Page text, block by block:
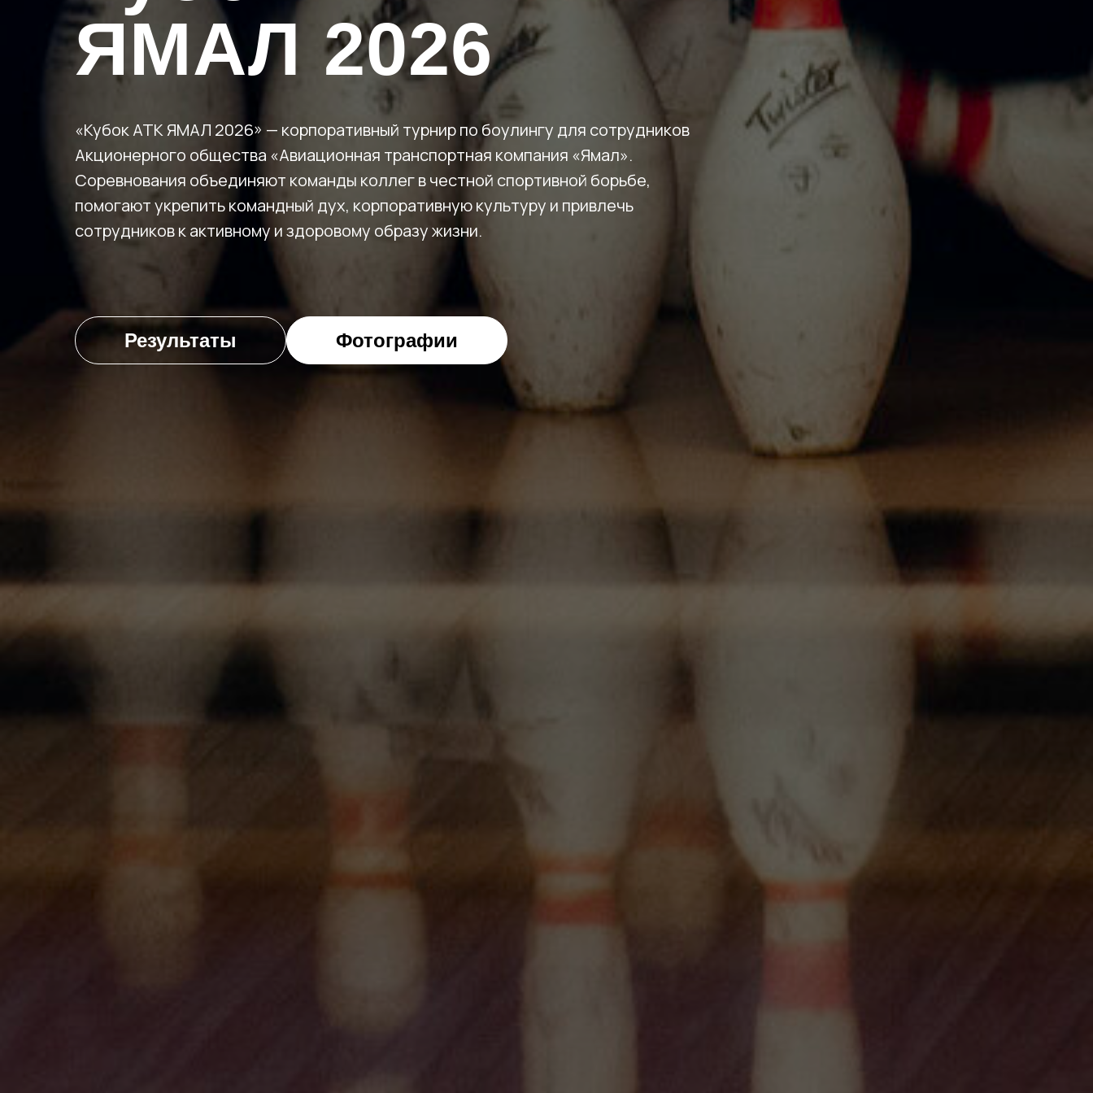
ЯМАЛ 2026
«Кубок АТК ЯМАЛ 2026» — корпоративный турнир по боулингу для сотрудников
Акционерного общества «Авиационная транспортная компания «Ямал».
Соревнования объединяют команды коллег в честной спортивной борьбе,
помогают укрепить командный дух, корпоративную культуру и привлечь
сотрудников к активному и здоровому образу жизни.
Результаты Фотографии